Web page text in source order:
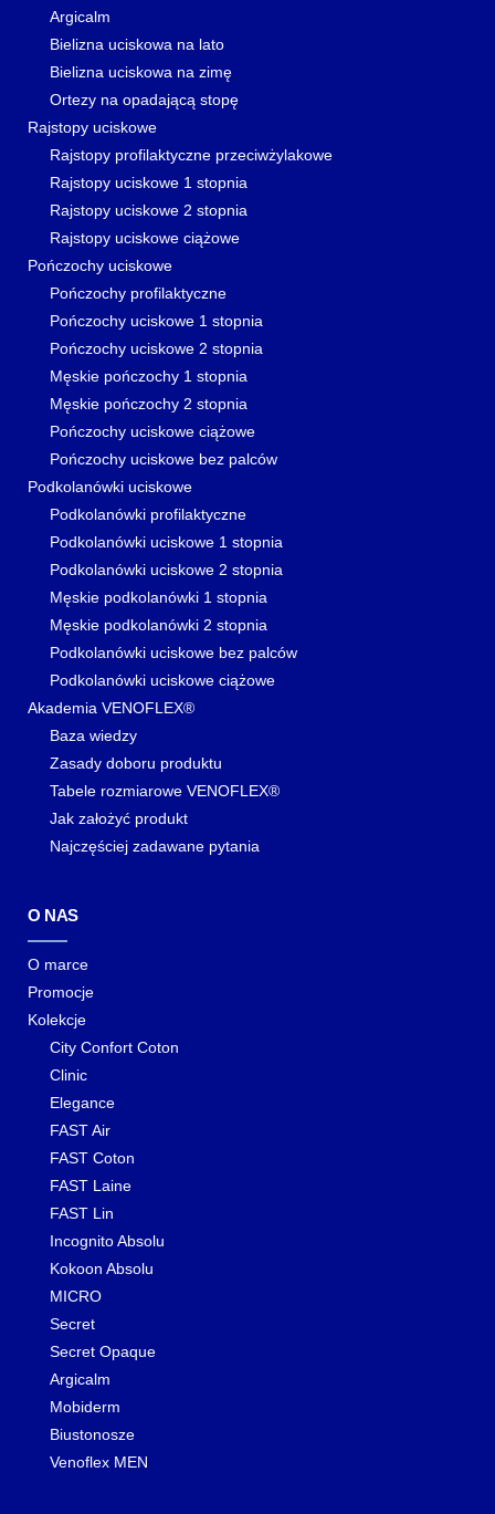
Argicalm
Bielizna uciskowa na lato
Bielizna uciskowa na zimę
Ortezy na opadającą stopę
Rajstopy uciskowe
Rajstopy profilaktyczne przeciwżylakowe
Rajstopy uciskowe 1 stopnia
Rajstopy uciskowe 2 stopnia
Rajstopy uciskowe ciążowe
Pończochy uciskowe
Pończochy profilaktyczne
Pończochy uciskowe 1 stopnia
Pończochy uciskowe 2 stopnia
Męskie pończochy 1 stopnia
Męskie pończochy 2 stopnia
Pończochy uciskowe ciążowe
Pończochy uciskowe bez palców
Podkolanówki uciskowe
Podkolanówki profilaktyczne
Podkolanówki uciskowe 1 stopnia
Podkolanówki uciskowe 2 stopnia
Męskie podkolanówki 1 stopnia
Męskie podkolanówki 2 stopnia
Podkolanówki uciskowe bez palców
Podkolanówki uciskowe ciążowe
Akademia VENOFLEX®
Baza wiedzy
Zasady doboru produktu
Tabele rozmiarowe VENOFLEX®
Jak założyć produkt
Najczęściej zadawane pytania
O NAS
O marce
Promocje
Kolekcje
City Confort Coton
Clinic
Elegance
FAST Air
FAST Coton
FAST Laine
FAST Lin
Incognito Absolu
Kokoon Absolu
MICRO
Secret
Secret Opaque
Argicalm
Mobiderm
Biustonosze
Venoflex MEN